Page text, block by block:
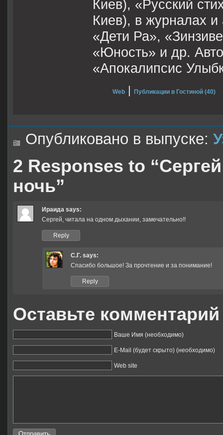
Киев), «Русский
Киев), в журналах
«Дети Ра»,
«Юность» и др.
«Апокалипсис
Web | Публикации в Гостиной (40)
Опубликовано в выпуске:
2 Responses to
ночь”
Ираида says:
Сергей, читала на одном дыхании, замечательно!!
Reply
С.Г. says:
Спасибо большое! За прочтение и за понимание!
Reply
Оставьте комментарий
Ваше Имя (необходимо)
E-Mail (будет скрыто) (необходимо)
Web site